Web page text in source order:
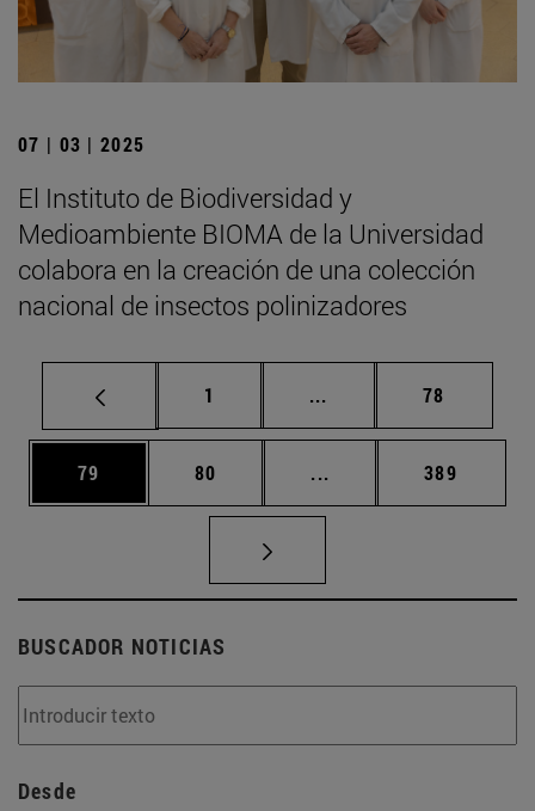
07 | 03 | 2025
El Instituto de Biodiversidad y
Medioambiente BIOMA de la Universidad
colabora en la creación de una colección
nacional de insectos polinizadores
Página
1 ... Páginas intermedias
Página
78
Página
79 Página
80 ... Páginas intermedias
Página
389
BUSCADOR NOTICIAS
Desde